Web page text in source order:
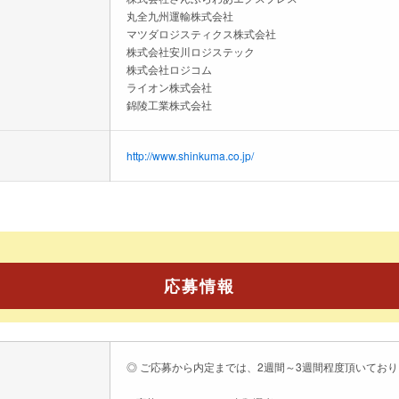
丸全九州運輸株式会社
マツダロジスティクス株式会社
株式会社安川ロジステック
株式会社ロジコム
ライオン株式会社
錦陵工業株式会社
http://www.shinkuma.co.jp/
応募情報
◎ ご応募から内定までは、2週間～3週間程度頂いてお